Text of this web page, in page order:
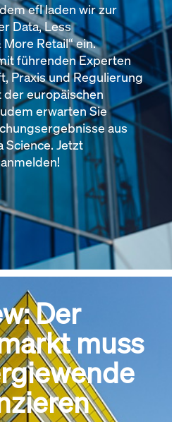
efl laden wir zur
Data, Less
Retail“ ein.
führenden Experten
Praxis und Regulierung
europäischen
erwarten Sie
aus
Science. Jetzt
Der
muss